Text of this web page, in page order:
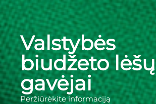
Valstybės
biudžeto lėšų
gavėjai
Peržiūrėkite informaciją